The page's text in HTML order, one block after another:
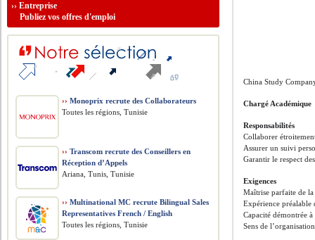
China Study
Chargé Académique
Responsabilités
Collaborer
Assurer un suivi
Garantir le respect
Exigences
Maîtrise parfaite de
Expérience préalable
Capacité démontrée
Sens de
››Entreprise
Publiez vos offres d'emploi
›› Monoprix recrute des Collaborateurs
Toutes les régions, Tunisie
›› Transcom recrute des Conseillers en
Réception d’Appels
Ariana, Tunis, Tunisie
›› Multinational MC recrute Bilingual Sales
Representatives French / English
Toutes les régions, Tunisie